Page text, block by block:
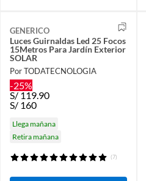
GENERICO
Luces Guirnaldas Led 25 Focos
15Metros Para Jardín Exterior
SOLAR
Por TODATECNOLOGIA
-25%
S/119.90
S/ 160
Llega mañana
Retira mañana
(7)